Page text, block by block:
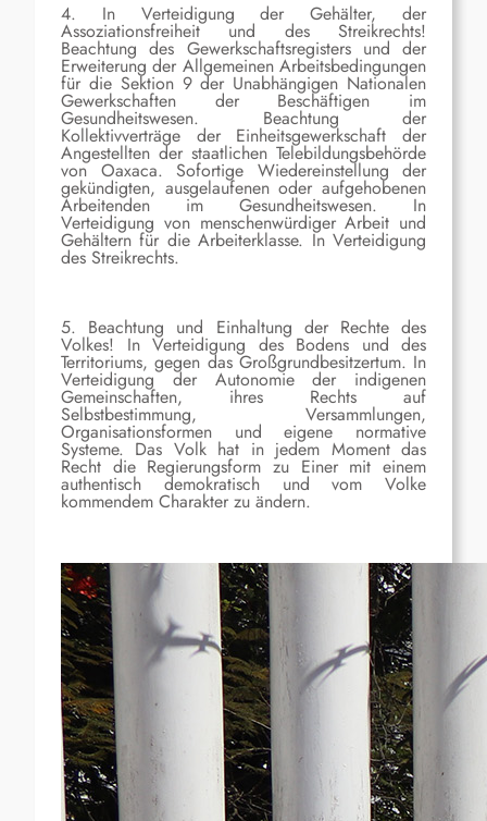
4. In Verteidigung der Gehälter, der
Assoziationsfreiheit und des Streikrechts!
Beachtung des Gewerkschaftsregisters und der
Erweiterung der Allgemeinen Arbeitsbedingungen
für die Sektion 9 der Unabhängigen Nationalen
Gewerkschaften der Beschäftigen im
Gesundheitswesen. Beachtung der
Kollektivverträge der Einheitsgewerkschaft der
Angestellten der staatlichen Telebildungsbehörde
von Oaxaca. Sofortige Wiedereinstellung der
gekündigten, ausgelaufenen oder aufgehobenen
Arbeitenden im Gesundheitswesen. In
Verteidigung von menschenwürdiger Arbeit und
Gehältern für die Arbeiterklasse. In Verteidigung
des Streikrechts.
5. Beachtung und Einhaltung der Rechte des
Volkes! In Verteidigung des Bodens und des
Territoriums, gegen das Großgrundbesitzertum. In
Verteidigung der Autonomie der indigenen
Gemeinschaften, ihres Rechts auf
Selbstbestimmung, Versammlungen,
Organisationsformen und eigene normative
Systeme. Das Volk hat in jedem Moment das
Recht die Regierungsform zu Einer mit einem
authentisch demokratisch und vom Volke
kommendem Charakter zu ändern.